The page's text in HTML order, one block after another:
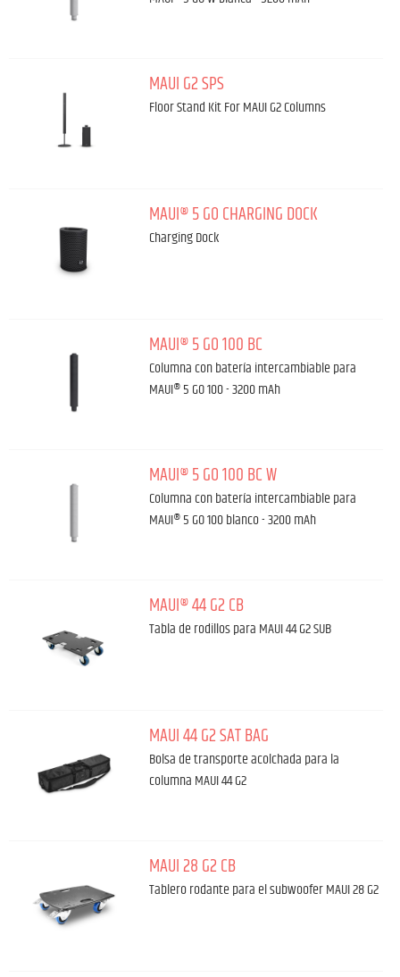
MAUI G2 SPS
Floor Stand Kit For MAUI G2 Columns
MAUI® 5 GO CHARGING DOCK
Charging Dock
MAUI® 5 GO 100 BC
Columna con batería intercambiable para
MAUI® 5 GO 100 - 3200 mAh
MAUI® 5 GO 100 BC W
Columna con batería intercambiable para
MAUI® 5 GO 100 blanco - 3200 mAh
MAUI® 44 G2 CB
Tabla de rodillos para MAUI 44 G2 SUB
MAUI 44 G2 SAT BAG
Bolsa de transporte acolchada para la
columna MAUI 44 G2
MAUI 28 G2 CB
Tablero rodante para el subwoofer MAUI 28 G2